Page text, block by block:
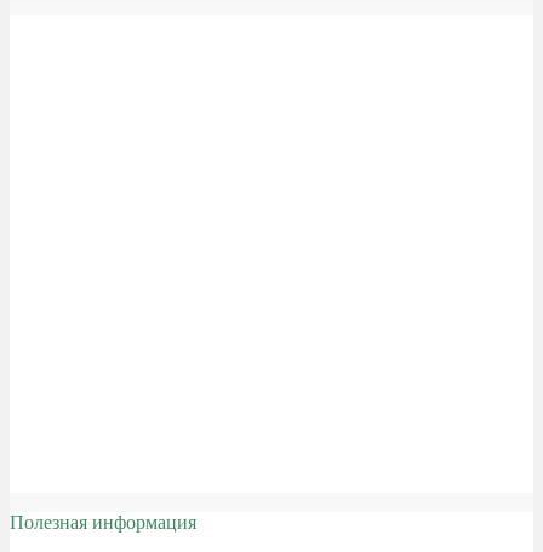
Полезная информация